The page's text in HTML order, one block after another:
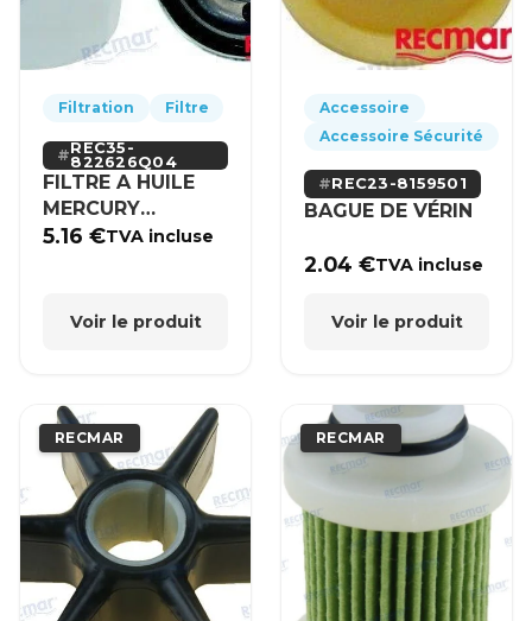
Filtration Filtre
REC35-
822626Q04
FILTRE A HUILE
MERCURY
MERCRUISER
5.16€TVA incluse
Voir le produit
Accessoire
Accessoire Sécurité
REC23-8159501
BAGUE DE VÉRIN
2.04€TVA incluse
Voir le produit
RECMAR RECMAR